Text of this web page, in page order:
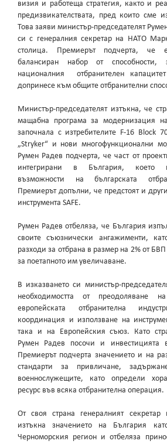
визия и работеща стратегия, както и
предизвикателствата, пред които сме
Това заяви министър-председателят
си с генералния секретар на НАТО
столица. Премиерът подчерта, че
балансиран набор от
националния отбранителен
допринесе към общите отбранителни
Министър-председателят изтъкна, че
мащабна програма за модернизация
започнала с изтребителите F-16 Block
„Stryker“ и нови многофункционални
Румен Радев подчерта, че част от
интегрирани в България, което
възможности на българската
Премиерът допълни, че предстоят и
инструмента SAFE.
Румен Радев отбеляза, че България
своите съюзнически ангажименти,
разходи за отбрана в размер на 2% от
за поетапното им увеличаване.
В изказването си министър-
необходимостта от преодоляване
европейската отбранителна
координация и използване на
така и на Европейския съюз. Като
Румен Радев посочи и инвестицията
Премиерът подчерта значението и на
стандарти за привличане,
военнослужещите, като определи
ресурс във всяка отбранителна операция.
От своя страна генералният
изтъкна значението на България
Черноморския регион и отбеляза